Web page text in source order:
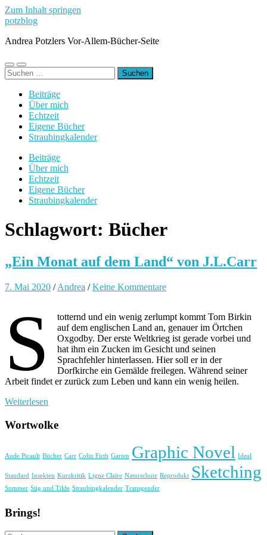
Zum Inhalt springen
potzblog
Andrea Potzlers Vor-Allem-Bücher-Seite
Mobile-
Menü
Suchfeld
ein-/ausblenden
Suchen
nach:
Beiträge
Über mich
Echtzeit
Eigene Bücher
Straubingkalender
Beiträge
Über mich
Echtzeit
Eigene Bücher
Straubingkalender
Schlagwort: Bücher
„Ein Monat auf dem Land“ von J.L.Carr
7. Mai 2020 /Andrea /Keine Kommentare
S
totternd und ein wenig zerlumpt kommt Tom Birkin
auf dem englischen Land an, genauer im Örtchen
Oxgodby. Der erste Weltkrieg ist gerade vorbei und
hat ihm ein Zucken im Gesicht und seinen
Sprachfehler hinterlassen. Hier soll er in der
Dorfkirche ein Gemälde freilegen. Während seiner
Arbeit findet er zurück zum Leben und kann ein wenig heilen.
Weiterlesen
Wortwolke
Aude Picault Bücher Carr Colin Firth Garten Graphic Novel Ideal
Standard Insekten Kurzkritik Ligne Claire Naturschutz Reprodukt Sketching
Sommer Stig und Tilde Straubingkalender Transgender
Brings!